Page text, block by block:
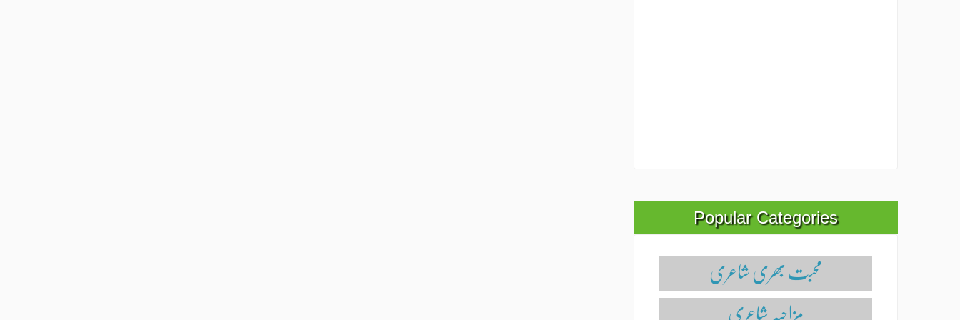
Popular Categories
محبت بھری شاعری